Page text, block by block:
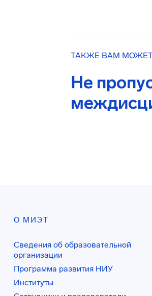
ТАКЖЕ ВАМ
Не
О МИЭТ
Сведения об образовательной
организации
Программа развития НИУ
Институты